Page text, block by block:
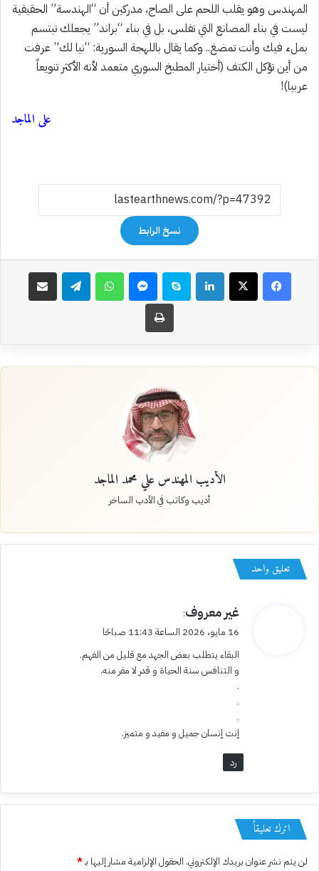
المهندس وهو يقلب اللحم على الصاج، مدركين أن “الهندسة” الحقيقية
ليست في بناء المصانع التي تفلس، بل في بناء “براند” يجعلك تبتسم
بملء فيك وأنت تمضغ.. وكما يقال باللهجة السورية: “نيا لك” عرفت
من أين تؤكل الكتف (أختيار المطبخ السوري متعمد لأنه الأكثر تنويعاً
عربيا)!
على الماجد
نسخ الرابط
فيسبوك‫X لينكدإن سكايب ماسنجر واتساب تيلقرام مشاركة عبر البريد
طباعة
الأديب المهندس علي محمد الماجد
أديب وكاتب في الأدب الساخر
تعليق واحد
ي
ل
غير معروف:
16 مايو، 2026 الساعة 11:43 صباحًا
البقاء يتطلب بعض الجهد مع قليل من الفهم.
و التنافس سنة الحياة و قدر لا مفر منه.
.
.
.
إنت إنسان جميل و مفيد و متميز.
رد
اترك تعليقاً
لن يتم نشر عنوان بريدك الإلكتروني. الحقول الإلزامية مشار إليها بـ*